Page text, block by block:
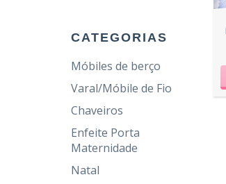
CATEGORIAS
Móbiles de berço
Varal/Móbile de Fio
Chaveiros
Enfeite Porta
Maternidade
Natal